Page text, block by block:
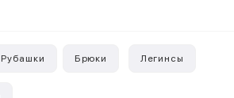
Рубашки Брюки Легинсы